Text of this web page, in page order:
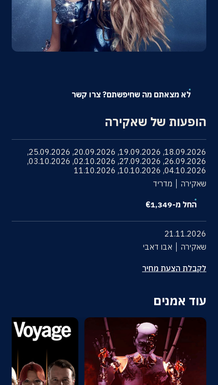
אודות
צרו קשר
לא מצאתם מה שחיפשתם? צרו קשר
הופעות של שאקירה
18.09.2026
,
19.09.2026
,
20.09.2026
,
25.09.2026
,
26.09.2026
,
27.09.2026
,
02.10.2026
,
03.10.2026
,
04.10.2026
,
10.10.2026
,
11.10.2026
שאקירה
מדריד
החל מ-1,349
€
21.11.2026
שאקירה
אבו דאבי
לקבלת הצעת מחיר
עוד אמנים